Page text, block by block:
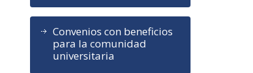
Convenios con beneficios
para la comunidad
universitaria